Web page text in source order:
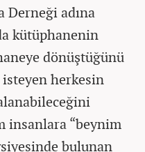
Derneği adına
kütüphanenin
dönüştüğünü
herkesin
insanlara “beynim
bulunan